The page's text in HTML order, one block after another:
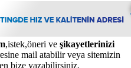
,istek,öneri ve şikayetlerinizi
mail atabilir veya sitemizin
bize yazabilirsiniz.